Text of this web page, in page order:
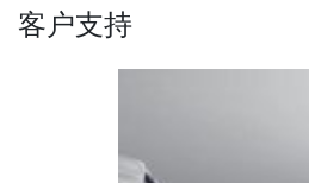
客户支持